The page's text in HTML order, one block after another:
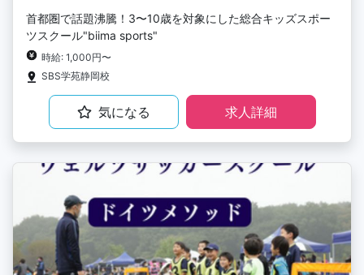
首都圏で話題沸騰！3〜10歳を対象にした総合キッズスポー
ツスクール"biima sports"
時給: 1,000円〜
SBS学苑静岡校
気になる 求人詳細